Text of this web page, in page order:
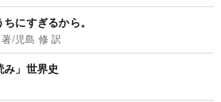
にすぎるから。
/児島 修 訳
」世界史